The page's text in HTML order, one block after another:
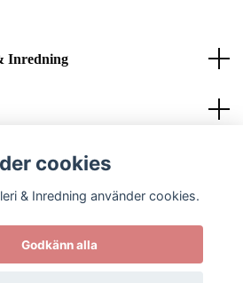
Inredning
cookies
& Inredning använder cookies.
Godkänn alla